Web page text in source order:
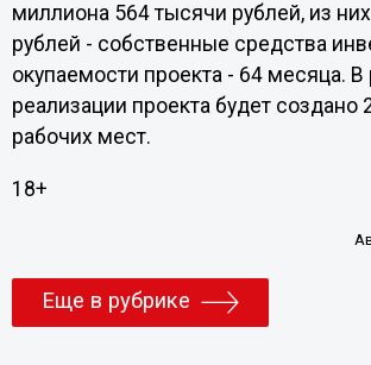
миллиона 564 тысячи рублей, из
рублей - собственные средства
окупаемости проекта - 64 месяца. В
реализации проекта будет создано
рабочих мест.
18+
Еще в рубрике